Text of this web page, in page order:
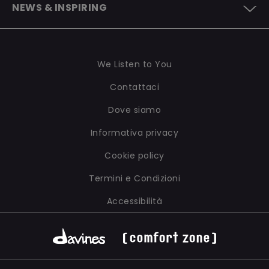
WE LISTEN TO YOU
NEWS & INSPIRING
We Listen to You
Contattaci
Dove siamo
Informativa privacy
Cookie policy
Termini e Condizioni
Accessibilità